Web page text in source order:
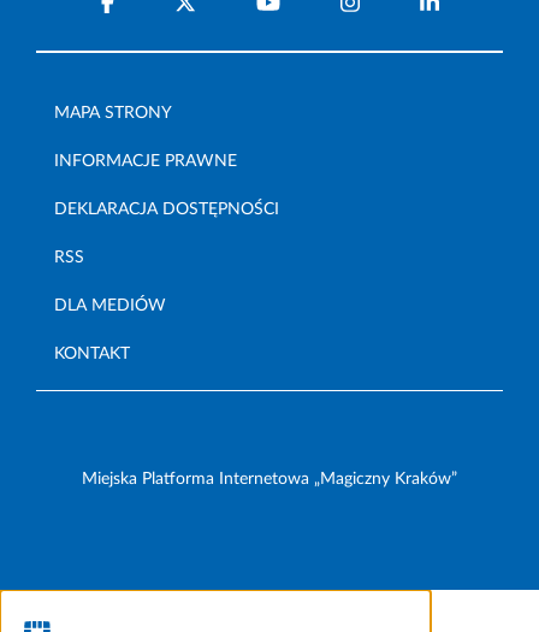
MAPA STRONY
INFORMACJE PRAWNE
DEKLARACJA DOSTĘPNOŚCI
RSS
DLA MEDIÓW
KONTAKT
Miejska Platforma Internetowa „Magiczny Kraków”